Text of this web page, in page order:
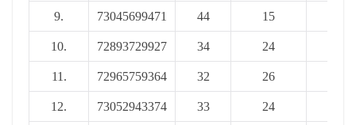
9. 73045699471 44 15
10. 72893729927 34 24
11. 72965759364 32 26
12. 73052943374 33 24